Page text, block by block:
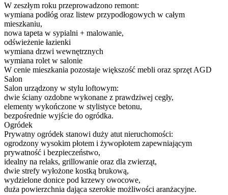
W zeszłym roku przeprowadzono remont:
wymiana podłóg oraz listew przypodłogowych w całym
mieszkaniu,
nowa tapeta w sypialni + malowanie,
odświeżenie łazienki
wymiana drzwi wewnętrznych
wymiana rolet w salonie
W cenie mieszkania pozostaje większość mebli oraz sprzęt AGD
Salon
Salon urządzony w stylu loftowym:
dwie ściany ozdobne wykonane z prawdziwej cegły,
elementy wykończone w stylistyce betonu,
bezpośrednie wyjście do ogródka.
Ogródek
Prywatny ogródek stanowi duży atut nieruchomości:
ogrodzony wysokim płotem i żywopłotem zapewniającym
prywatność i bezpieczeństwo,
idealny na relaks, grillowanie oraz dla zwierząt,
dwie strefy wyłożone kostką brukową,
wydzielone donice pod krzewy owocowe,
duża powierzchnia dająca szerokie możliwości aranżacyjne.